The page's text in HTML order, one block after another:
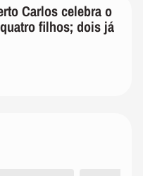
Carlos celebra o
filhos; dois já